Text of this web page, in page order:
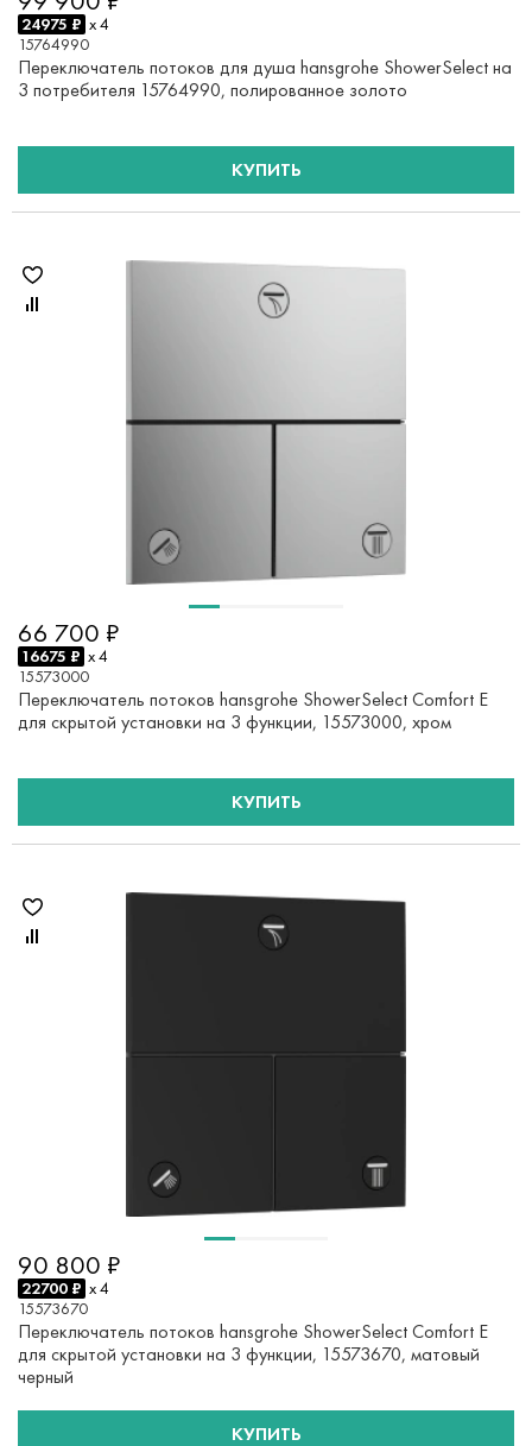
24975 ₽ x 4
15764990
Переключатель потоков для душа hansgrohe ShowerSelect на
3 потребителя 15764990, полированное золото
КУПИТЬ
66 700 ₽
16675 ₽ x 4
15573000
Переключатель потоков hansgrohe ShowerSelect Comfort E
для скрытой установки на 3 функции, 15573000, хром
КУПИТЬ
90 800 ₽
22700 ₽ x 4
15573670
Переключатель потоков hansgrohe ShowerSelect Comfort E
для скрытой установки на 3 функции, 15573670, матовый
черный
КУПИТЬ